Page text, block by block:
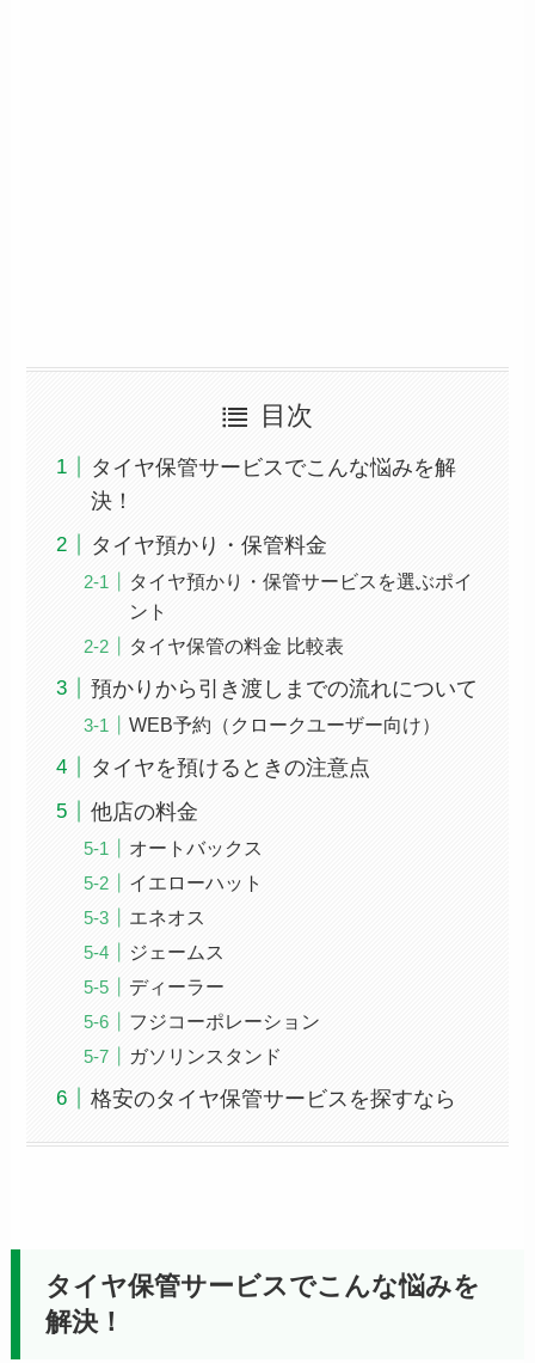
目次
タイヤ保管サービスでこんな悩みを解
決！
タイヤ預かり・保管料金
タイヤ預かり・保管サービスを選ぶポイ
ント
タイヤ保管の料金 比較表
預かりから引き渡しまでの流れについて
WEB予約（クロークユーザー向け）
タイヤを預けるときの注意点
他店の料金
オートバックス
イエローハット
エネオス
ジェームス
ディーラー
フジコーポレーション
ガソリンスタンド
格安のタイヤ保管サービスを探すなら
タイヤ保管サービスでこんな悩みを
解決！